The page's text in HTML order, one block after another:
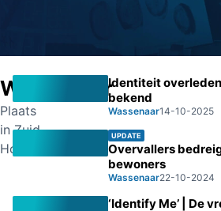
Wassenaar
Plaats
in Zuid-
Holland
Identiteit
bekend
Wassenaar14-10-2025
UPDATE
Overvallers
bewoners
Wassenaar22-10-2024
‘Identify Me’ | De